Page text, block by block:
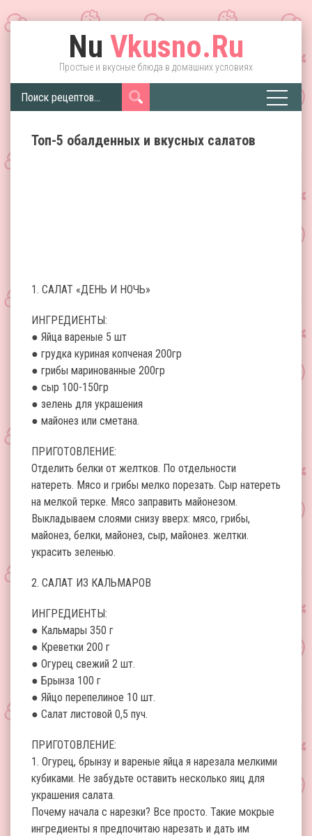
Nu Vkusno.Ru
Простые и вкусные блюда в домашних условиях
Топ-5 обалденных и вкусных салатов
1. САЛАТ «ДЕНЬ И НОЧЬ»
ИНГРЕДИЕНТЫ:
● Яйца вареные 5 шт
● грудка куриная копченая 200гр
● грибы маринованные 200гр
● сыр 100-150гр
● зелень для украшения
● майонез или сметана.
ПРИГОТОВЛЕНИЕ:
Отделить белки от желтков. По отдельности
натереть. Мясо и грибы мелко порезать. Сыр натереть
на мелкой терке. Мясо заправить майонезом.
Выкладываем слоями снизу вверх: мясо, грибы,
майонез, белки, майонез, сыр, майонез. желтки.
украсить зеленью.
2. САЛАТ ИЗ КАЛЬМАРОВ
ИНГРЕДИЕНТЫ:
● Кальмары 350 г
● Креветки 200 г
● Огурец свежий 2 шт.
● Брынза 100 г
● Яйцо перепелиное 10 шт.
● Салат листовой 0,5 пуч.
ПРИГОТОВЛЕНИЕ:
1. Огурец, брынзу и вареные яйца я нарезала мелкими
кубиками. Не забудьте оставить несколько яиц для
украшения салата.
Почему начала с нарезки? Все просто. Такие мокрые
ингредиенты я предпочитаю нарезать и дать им